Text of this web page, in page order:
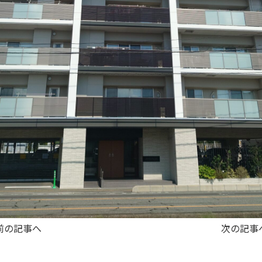
の記事へ 次の記事